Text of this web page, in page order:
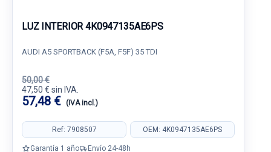
LUZ INTERIOR 4K0947135AE6PS
AUDI A5 SPORTBACK (F5A, F5F) 35 TDI
50,00 €
47,50 € sin IVA.
57,48 € (IVA incl.)
Ref: 7908507 OEM: 4K0947135AE6PS
Garantía 1 año Envío 24-48h